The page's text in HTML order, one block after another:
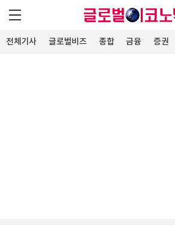
전체기사 글로벌비즈 종합 금융 증권